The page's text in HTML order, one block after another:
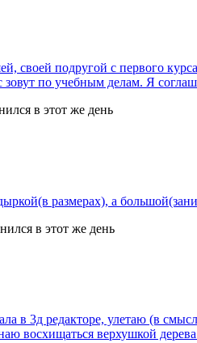
своей подругой с первого
зовут по учебным делам. Я
в этот же день
размерах), а
в этот же день
в 3д редакторе, улетаю (в
восхищаться верхушкой